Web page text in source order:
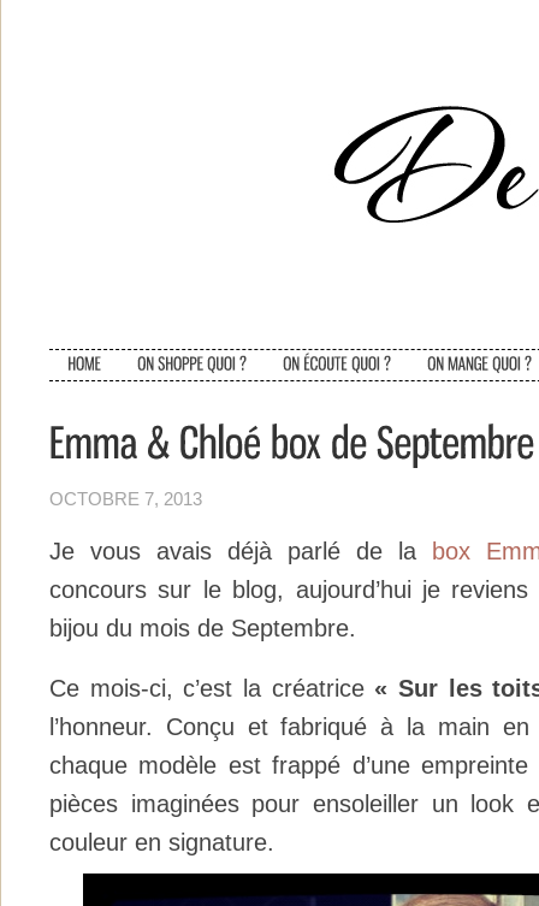
OCTOBRE 7, 2013
Je vous avais déjà parlé de la
box
concours sur le blog, aujourd’hui je
bijou du mois de Septembre.
Ce mois-ci, c’est la créatrice « Sur les
l’honneur. Conçu et fabriqué à la main
chaque modèle est frappé d’une
pièces imaginées pour ensoleiller un look
couleur en signature.